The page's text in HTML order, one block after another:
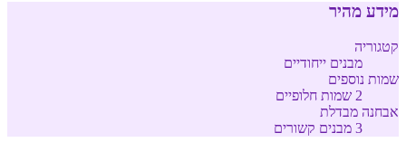
מידע מהיר
קטגוריה
מבנים ייחודיים
שמות נוספים
2 שמות חלופיים
אבחנה מבדלת
3 מבנים קשורים